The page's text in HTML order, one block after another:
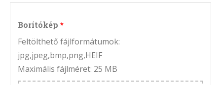
Borítókép
Feltölthető fájlformátumok:
jpg,jpeg,bmp,png,HEIF
Maximális fájlméret: 25 MB